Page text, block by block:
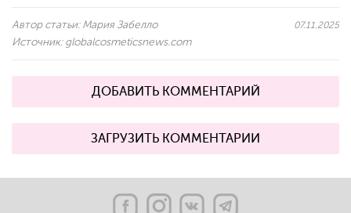
Автор статьи: Мария Забелло
Источник: globalcosmeticsnews.com
07.11.2025
ДОБАВИТЬ КОММЕНТАРИЙ
ЗАГРУЗИТЬ КОММЕНТАРИИ